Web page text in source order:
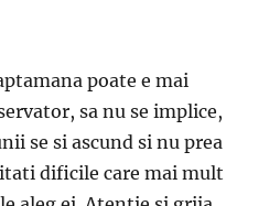
poate e mai
sa nu se implice,
se si ascund si nu prea
dificile care mai mult